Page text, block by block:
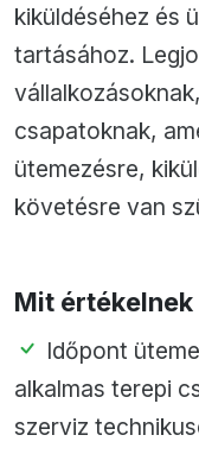
kiküldéséhez és
tartásához.
csapatoknak,
ütemezésre,
követésre van
Mit
Időpont
alkalmas terepi
szerviz